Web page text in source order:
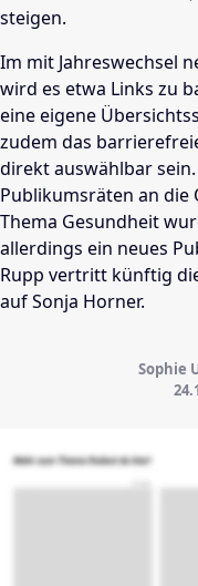
steigen.
Im mit Jahreswechsel
wird es etwa Links zu
eine eigene
zudem das
direkt auswählbar
Publikumsräten an die
Thema Gesundheit
allerdings ein neues
Rupp vertritt künftig
auf Sonja Horner.
Sophie